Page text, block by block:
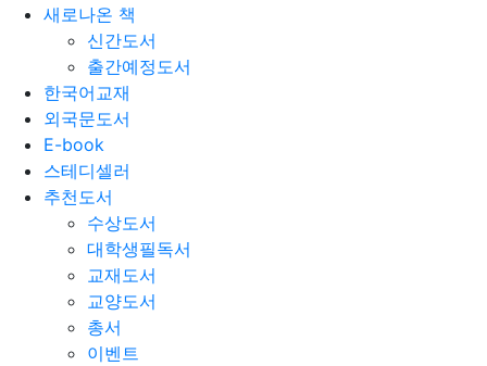
새로나온 책
신간도서
출간예정도서
한국어교재
외국문도서
E-book
스테디셀러
추천도서
수상도서
대학생필독서
교재도서
교양도서
총서
이벤트